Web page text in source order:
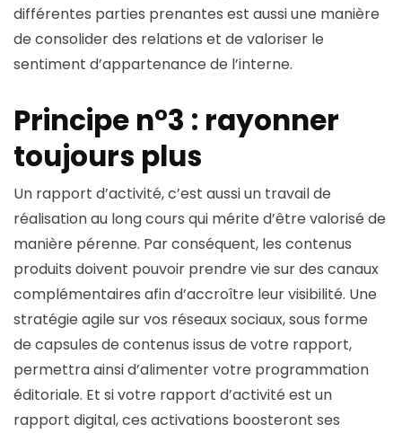
différentes parties prenantes est aussi une manière
de consolider des relations et de valoriser le
sentiment d’appartenance de l’interne.
Principe n°3 : rayonner
toujours plus
Un rapport d’activité, c’est aussi un travail de
réalisation au long cours qui mérite d’être valorisé de
manière pérenne. Par conséquent, les contenus
produits doivent pouvoir prendre vie sur des canaux
complémentaires afin d’accroître leur visibilité. Une
stratégie agile sur vos réseaux sociaux, sous forme
de capsules de contenus issus de votre rapport,
permettra ainsi d’alimenter votre programmation
éditoriale. Et si votre rapport d’activité est un
rapport digital, ces activations boosteront ses